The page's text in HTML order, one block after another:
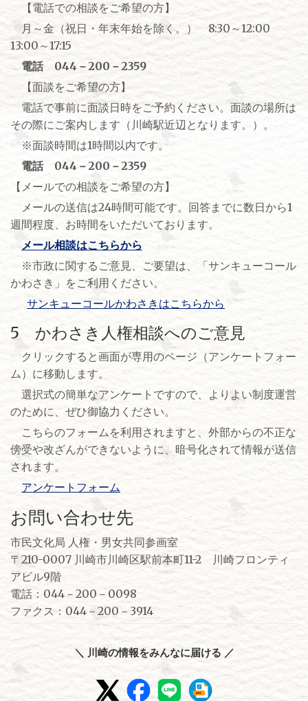
【電話での相談をご希望の方】
月～金（祝日・年末年始を除く。） 8:30～12:00
13:00～17:15
電話 044－200－2359
【面談をご希望の方】
電話で事前に面談日時をご予約ください。面談の場所は
その際にご案内します（川崎駅近辺となります。）。
※面談時間は1時間以内です。
電話 044－200－2359
【メールでの相談をご希望の方】
メールの送信は24時間可能です。回答までに数日から1
週間程度、お時間をいただいております。
メール相談はこちらから
※市政に関するご意見、ご要望は、「サンキューコール
かわさき」をご利用ください。
サンキューコールかわさきはこちらから
5 かわさき人権相談へのご意見
クリックすると画面が専用のページ（アンケートフォー
ム）に移動します。
選択式の簡単なアンケートですので、よりよい制度運営
のために、ぜひ御協力ください。
こちらのフォームを利用されますと、外部からの不正な
傍受や改ざんができないように、暗号化されて情報が送信
されます。
アンケートフォーム
お問い合わせ先
市民文化局 人権・男女共同参画室
〒210-0007 川崎市川崎区駅前本町11-2 川崎フロンティ
アビル9階
電話：044－200－0098
ファクス：044－200－3914
＼ 川崎の情報をみんなに届ける ／